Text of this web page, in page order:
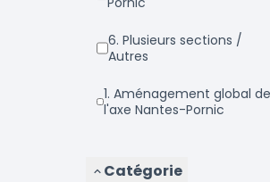
6. Plusieurs sections /
Autres
1. Aménagement global de
l'axe Nantes-Pornic
Catégorie